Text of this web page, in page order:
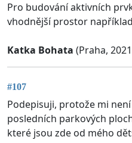
Pro budování aktivních
vhodnější prostor
Katka Bohata (Praha,
#107
Podepisuji, protože mi
posledních parkových
které jsou zde od mého